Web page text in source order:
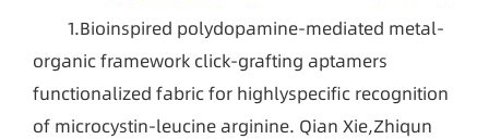
1.Bioinspired polydopamine-mediated metal-
organic framework click-grafting aptamers
functionalized fabric for highlyspecific recognition
of microcystin-leucine arginine. Qian Xie,Zhiqun